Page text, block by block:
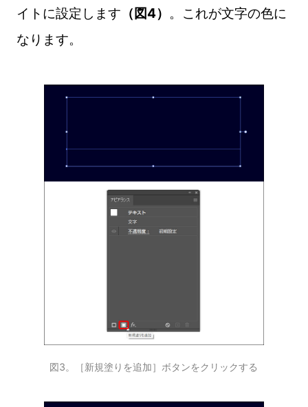
イトに設定します （図4） 。これが文字の色に
なります。
図3。［新規塗りを追加］ボタンをクリックする